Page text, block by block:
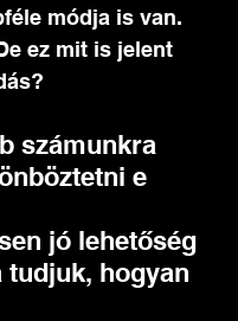
módja is van.
ez mit is jelent
számunkra
e
jó lehetőség
tudjuk, hogyan